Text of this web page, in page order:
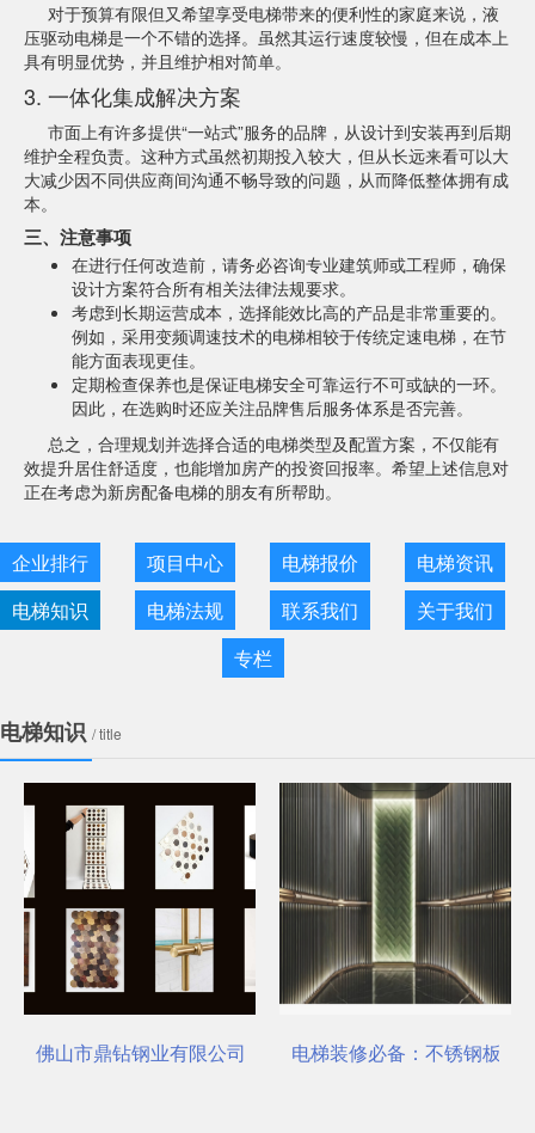
对于预算有限但又希望享受电梯带来的便利性的家庭来说，液
压驱动电梯是一个不错的选择。虽然其运行速度较慢，但在成本上
具有明显优势，并且维护相对简单。
3. 一体化集成解决方案
市面上有许多提供“一站式”服务的品牌，从设计到安装再到后期
维护全程负责。这种方式虽然初期投入较大，但从长远来看可以大
大减少因不同供应商间沟通不畅导致的问题，从而降低整体拥有成
本。
三、注意事项
在进行任何改造前，请务必咨询专业建筑师或工程师，确保
设计方案符合所有相关法律法规要求。
考虑到长期运营成本，选择能效比高的产品是非常重要的。
例如，采用变频调速技术的电梯相较于传统定速电梯，在节
能方面表现更佳。
定期检查保养也是保证电梯安全可靠运行不可或缺的一环。
因此，在选购时还应关注品牌售后服务体系是否完善。
总之，合理规划并选择合适的电梯类型及配置方案，不仅能有
效提升居住舒适度，也能增加房产的投资回报率。希望上述信息对
正在考虑为新房配备电梯的朋友有所帮助。
企业排行 项目中心 电梯报价
电梯资讯
电梯知识
电梯法规 联系我们
关于我们
专栏
电梯知识 / title
对了吗？
佛山市鼎钻钢业有限公司，一站式选材中心 | 电梯装饰
电梯装修必备：不锈钢板安